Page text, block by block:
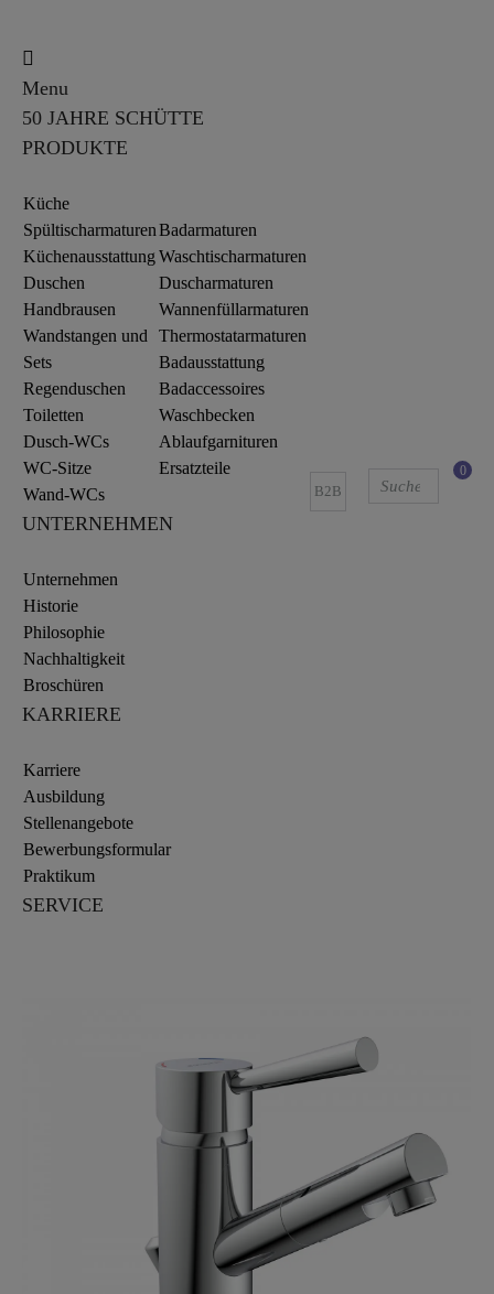
Menu
50 JAHRE SCHÜTTE
PRODUKTE
Küche
Spültischarmaturen
Küchenausstattung
Duschen
Handbrausen
Wandstangen und
Sets
Regenduschen
Toiletten
Dusch-WCs
WC-Sitze
Wand-WCs
Badarmaturen
Waschtischarmaturen
Duscharmaturen
Wannenfüllarmaturen
Thermostatarmaturen
Badausstattung
Badaccessoires
Waschbecken
Ablaufgarnituren
Ersatzteile
UNTERNEHMEN
Unternehmen
Historie
Philosophie
Nachhaltigkeit
Broschüren
KARRIERE
Karriere
Ausbildung
Stellenangebote
Bewerbungsformular
Praktikum
SERVICE
B2B
0